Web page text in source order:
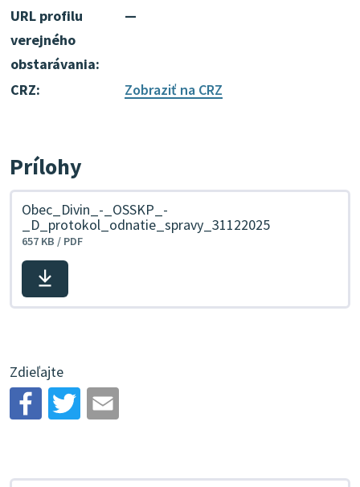
URL profilu
verejného
obstarávania:
—
CRZ: Zobraziť na CRZ
Prílohy
súbor
Obec_Divin_-_OSSKP_-
_D_protokol_odnatie_spravy_31122025
657 KB / PDF
Zdieľajte